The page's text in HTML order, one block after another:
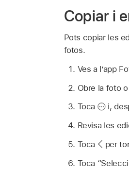
Copiar i
Pots copiar les
fotos.
Ves a l’app
Obre la foto
Toca
i,
Revisa les
Toca
per
Toca